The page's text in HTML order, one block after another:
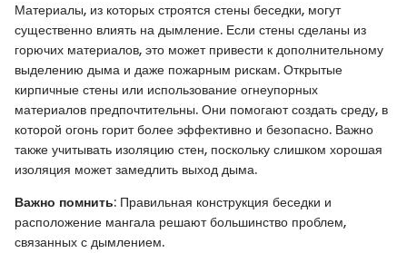
Материалы, из которых строятся стены беседки, могут
существенно влиять на дымление. Если стены сделаны из
горючих материалов, это может привести к дополнительному
выделению дыма и даже пожарным рискам. Открытые
кирпичные стены или использование огнеупорных
материалов предпочтительны. Они помогают создать среду, в
которой огонь горит более эффективно и безопасно. Важно
также учитывать изоляцию стен, поскольку слишком хорошая
изоляция может замедлить выход дыма.
Важно помнить: Правильная конструкция беседки и
расположение мангала решают большинство проблем,
связанных с дымлением.